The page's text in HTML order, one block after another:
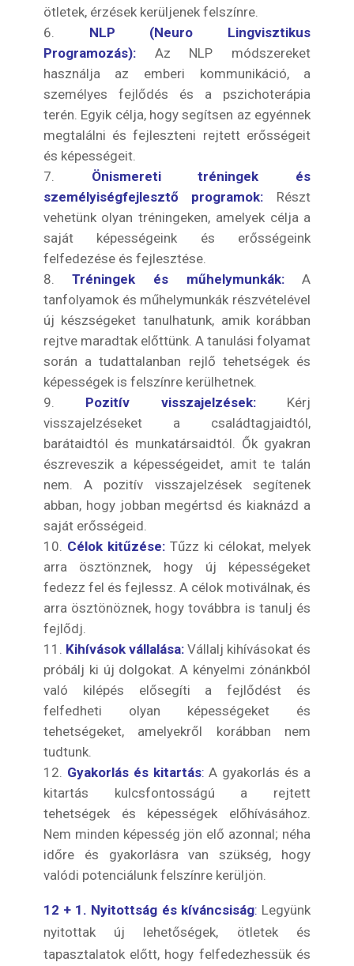
ötletek, érzések kerüljenek felszínre.
NLP (Neuro Lingvisztikus
Programozás):Az NLP módszereket
használja az emberi kommunikáció, a
személyes fejlődés és a pszichoterápia
terén. Egyik célja, hogy segítsen az egyénnek
megtalálni és fejleszteni rejtett erősségeit
és képességeit.
Önismereti tréningek és
személyiségfejlesztő programok: Részt
vehetünk olyan tréningeken, amelyek célja a
saját képességeink és erősségeink
felfedezése és fejlesztése.
Tréningek és műhelymunkák:A
tanfolyamok és műhelymunkák részvételével
új készségeket tanulhatunk, amik korábban
rejtve maradtak előttünk. A tanulási folyamat
során a tudattalanban rejlő tehetségek és
képességek is felszínre kerülhetnek.
Pozitív visszajelzések:Kérj
visszajelzéseket a családtagjaidtól,
barátaidtól és munkatársaidtól. Ők gyakran
észreveszik a képességeidet, amit te talán
nem. A pozitív visszajelzések segítenek
abban, hogy jobban megértsd és kiaknázd a
saját erősségeid.
Célok kitűzése:Tűzz ki célokat, melyek
arra ösztönznek, hogy új képességeket
fedezz fel és fejlessz. A célok motiválnak, és
arra ösztönöznek, hogy továbbra is tanulj és
fejlődj.
Kihívások vállalása:Vállalj kihívásokat és
próbálj ki új dolgokat. A kényelmi zónánkból
való kilépés elősegíti a fejlődést és
felfedheti olyan képességeket és
tehetségeket, amelyekről korábban nem
tudtunk.
Gyakorlás és kitartás: A gyakorlás és a
kitartás kulcsfontosságú a rejtett
tehetségek és képességek előhívásához.
Nem minden képesség jön elő azonnal; néha
időre és gyakorlásra van szükség, hogy
valódi potenciálunk felszínre kerüljön.
12 + 1. Nyitottság és kíváncsiság: Legyünk
nyitottak új lehetőségek, ötletek és
tapasztalatok előtt, hogy felfedezhessük és